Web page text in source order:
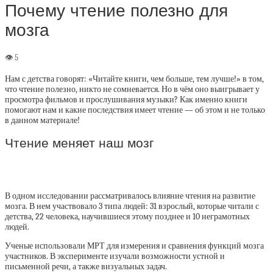
Почему чтение полезно для
мозга
Нам с детства говорят: «Читайте книги, чем больше, тем лучше!» в том,
что чтение полезно, никто не сомневается. Но в чём оно выигрывает у
просмотра фильмов и прослушивания музыки? Как именно книги
помогают нам и какие последствия имеет чтение — об этом и не только
в данном материале!
Чтение меняет наш мозг
В одном исследовании рассматривалось влияние чтения на развитие
мозга. В нем участвовало 3 типа людей: 31 взрослый, которые читали с
детства, 22 человека, научившиеся этому позднее и 10 неграмотных
людей.
Ученые использовали МРТ для измерения и сравнения функций мозга
участников. В эксперименте изучали возможности устной и
письменной речи, а также визуальных задач.